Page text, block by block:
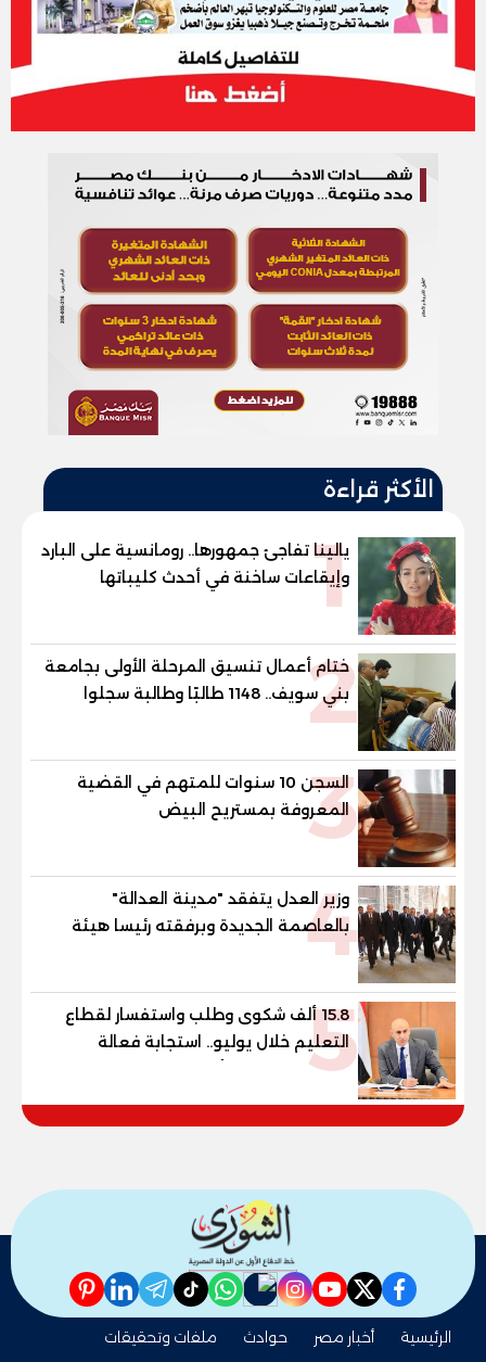
الأكثر قراءة
1
يالينا تفاجئ جمهورها.. رومانسية على البارد
وإيقاعات ساخنة في أحدث كليباتها
2
ختام أعمال تنسيق المرحلة الأولى بجامعة
بني سويف.. 1148 طالبًا وطالبة سجلوا
رغباتهم
3
السجن 10 سنوات للمتهم في القضية
المعروفة بمستريح البيض
4
وزير العدل يتفقد "مدينة العدالة"
بالعاصمة الجديدة وبرفقته رئيسا هيئة
قضايا الدولة وهيئة النيابة الإدارية
515.8 ألف شكوى وطلب واستفسار لقطاع
التعليم خلال يوليو.. استجابة فعالة
لشكاوى الطلاب وأولياء الأمور
facebook
twitter
youtube
instagram
nabd
whatsapp
tiktok
telegram
linkedin
pinterest
الرئيسية أخبار مصر حوادث ملفات وتحقيقات